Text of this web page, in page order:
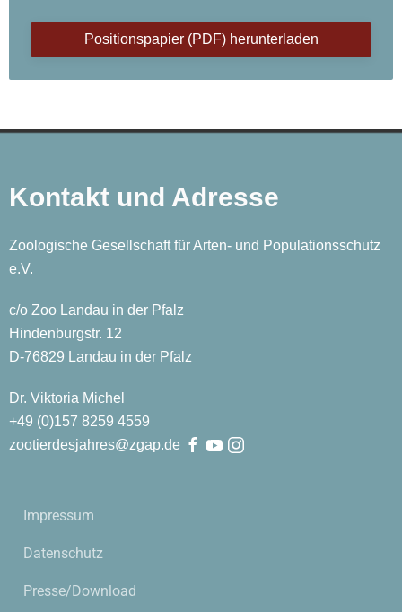
Positionspapier (PDF) herunterladen
Kontakt und Adresse
Zoologische Gesellschaft für Arten- und Populationsschutz
e.V.
c/o Zoo Landau in der Pfalz
Hindenburgstr. 12
D-76829 Landau in der Pfalz
Dr. Viktoria Michel
+49 (0)157 8259 4559
zootierdesjahres@zgap.de
Impressum
Datenschutz
Presse/Download